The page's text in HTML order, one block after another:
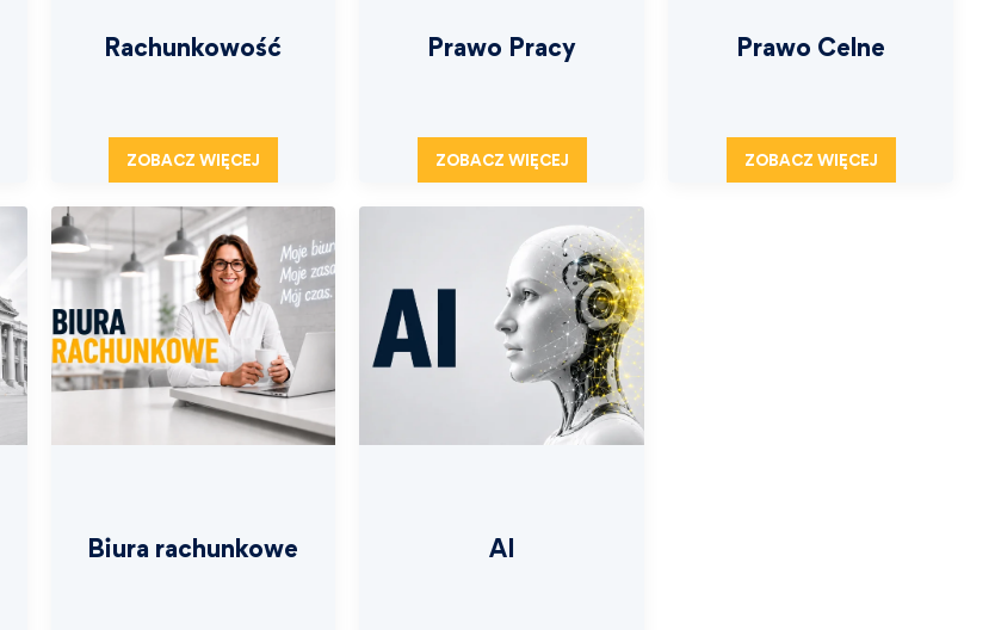
Rachunkowość
ZOBACZ WIĘCEJ
Prawo Pracy
ZOBACZ WIĘCEJ
Prawo Celne
ZOBACZ WIĘCEJ
Biura rachunkowe AI